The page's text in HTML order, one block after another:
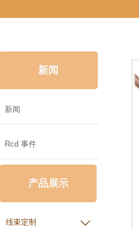
新闻
新闻
Rcd 事件
产品展示
线束定制 